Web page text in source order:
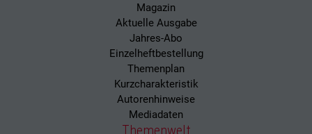
Magazin
Aktuelle Ausgabe
Jahres-Abo
Einzelheftbestellung
Themenplan
Kurzcharakteristik
Autorenhinweise
Mediadaten
Themenwelt